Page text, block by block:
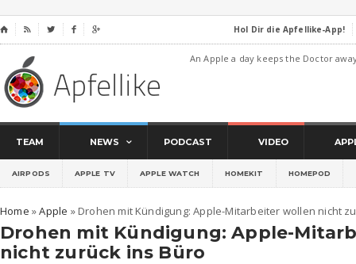
⌂     Hol Dir die Apfellike-App!
An Apple a day keeps the Doctor
TEAM NEWS PODCAST VIDEO
AIRPODS APPLE TV APPLE WATCH HOMEKIT HOMEPOD
Home »Apple » Drohen mit Kündigung: Apple-Mitarbeiter wollen nicht
Drohen mit Kündigung: Apple-
nicht zurück ins Büro